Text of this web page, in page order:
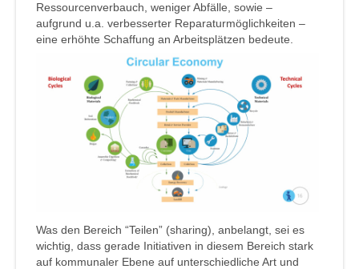
Ressourcenverbauch, weniger Abfälle, sowie –
aufgrund u.a. verbesserter Reparaturmöglichkeiten –
eine erhöhte Schaffung an Arbeitsplätzen bedeute.
Was den Bereich “Teilen” (sharing), anbelangt, sei es
wichtig, dass gerade Initiativen in diesem Bereich stark
auf kommunaler Ebene auf unterschiedliche Art und